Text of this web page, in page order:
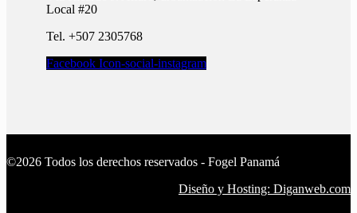
Local #20
Tel. +507 2305768
Facebook Icon-social-instagram
©2026 Todos los derechos reservados - Fogel Panamá
Diseño y Hosting: Diganweb.com